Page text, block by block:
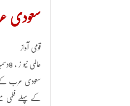
سعودی
قومی آواز
عالمی نیو ز ، 8دسمبر ،2021
سعودی عرب کے
کے پہلے فلمی